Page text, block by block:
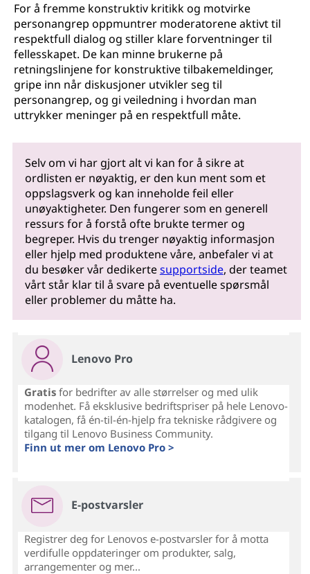
For å fremme konstruktiv kritikk og motvirke
personangrep oppmuntrer moderatorene aktivt til
respektfull dialog og stiller klare forventninger til
fellesskapet. De kan minne brukerne på
retningslinjene for konstruktive tilbakemeldinger,
gripe inn når diskusjoner utvikler seg til
personangrep, og gi veiledning i hvordan man
uttrykker meninger på en respektfull måte.
Selv om vi har gjort alt vi kan for å sikre at
ordlisten er nøyaktig, er den kun ment som et
oppslagsverk og kan inneholde feil eller
unøyaktigheter. Den fungerer som en generell
ressurs for å forstå ofte brukte termer og
begreper. Hvis du trenger nøyaktig informasjon
eller hjelp med produktene våre, anbefaler vi at
du besøker vår dedikertesupportside, der teamet
vårt står klar til å svare på eventuelle spørsmål
eller problemer du måtte ha.
Lenovo Pro
Gratisfor bedrifter av alle størrelser og med ulik
modenhet. Få eksklusive bedriftspriser på hele Lenovo-
katalogen, få én-til-én-hjelp fra tekniske rådgivere og
tilgang til Lenovo Business Community.
Finn ut mer om Lenovo Pro >
E-postvarsler
Registrer deg for Lenovos e-postvarsler for å motta
verdifulle oppdateringer om produkter, salg,
arrangementer og mer...